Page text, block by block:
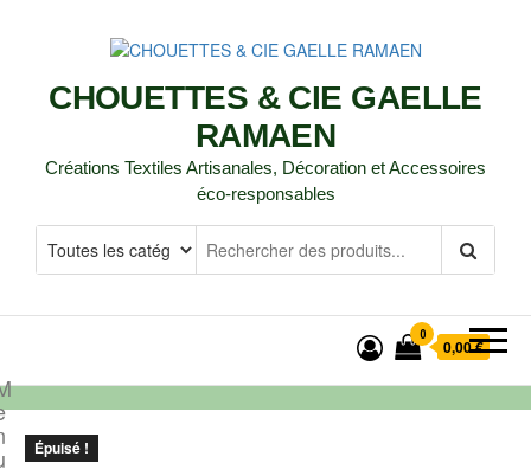
CHOUETTES & CIE GAELLE
RAMAEN
Créations Textiles Artisanales, Décoration et Accessoires
éco-responsables
0
0,00 €
Épuisé !